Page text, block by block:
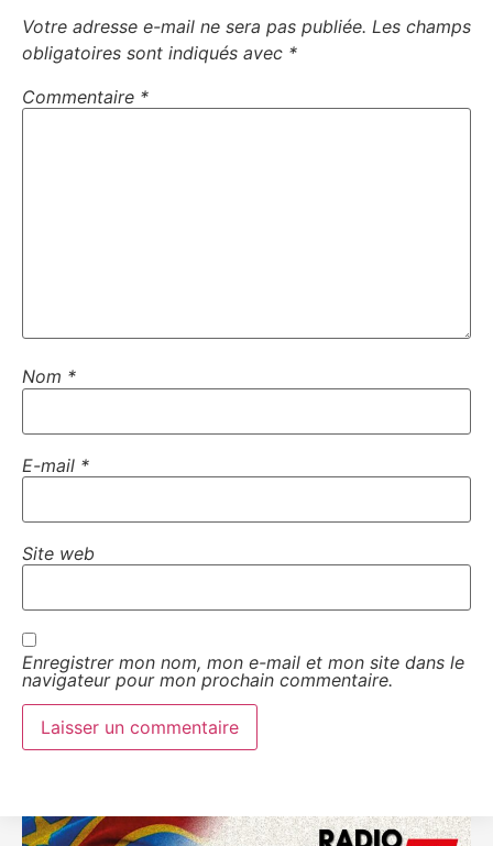
Votre adresse e-mail ne sera pas publiée. Les champs
obligatoires sont indiqués avec *
Commentaire *
Nom *
E-mail *
Site web
Enregistrer mon nom, mon e-mail et mon site dans le
navigateur pour mon prochain commentaire.